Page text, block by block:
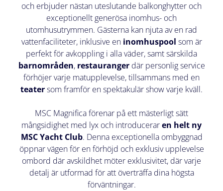
och erbjuder nästan uteslutande balkonghytter och
exceptionellt generösa inomhus- och
utomhusutrymmen. Gästerna kan njuta av en rad
vattenfaciliteter, inklusive en inomhuspool som är
perfekt för avkoppling i alla väder, samt särskilda
barnområden, restaurangerdär personlig service
förhöjer varje matupplevelse, tillsammans med en
teatersom framför en spektakulär show varje kväll.
MSC Magnifica förenar på ett mästerligt sätt
mångsidighet med lyx och introduceraren helt ny
MSC Yacht Club. Denna exceptionella ombyggnad
öppnar vägen för en förhöjd och exklusiv upplevelse
ombord där avskildhet möter exklusivitet, där varje
detalj är utformad för att överträffa dina högsta
förväntningar.